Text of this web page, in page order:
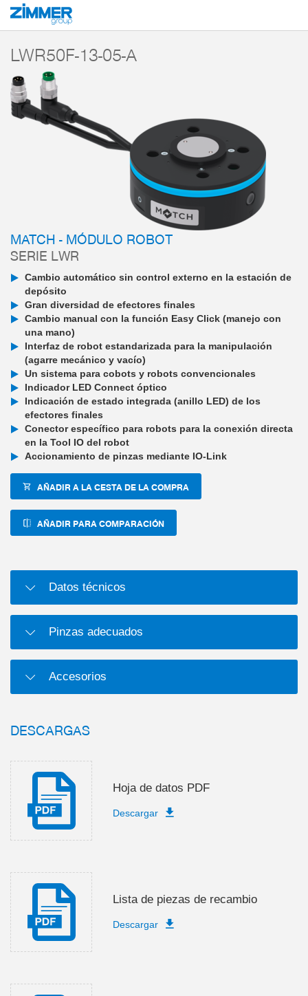
Inicio Productos
LWR50F-13-05-A
MATCH - MÓDULO ROBOT
SERIE LWR
Cambio automático sin control externo en la estación de
depósito
Gran diversidad de efectores finales
Cambio manual con la función Easy Click (manejo con
una mano)
Interfaz de robot estandarizada para la manipulación
(agarre mecánico y vacío)
Un sistema para cobots y robots convencionales
Indicador LED Connect óptico
Indicación de estado integrada (anillo LED) de los
efectores finales
Conector específico para robots para la conexión directa
en la Tool IO del robot
Accionamiento de pinzas mediante IO-Link
AÑADIR A LA CESTA DE LA COMPRA
AÑADIR PARA COMPARACIÓN
Datos técnicos
Pinzas adecuados
Accesorios
DESCARGAS
Hoja de datos PDF
Descargar
Lista de piezas de recambio
Descargar